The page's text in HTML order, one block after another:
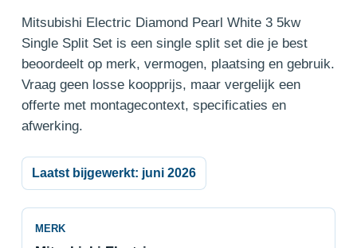
Mitsubishi Electric Diamond Pearl White 3 5kw
Single Split Set is een single split set die je best
beoordeelt op merk, vermogen, plaatsing en gebruik.
Vraag geen losse koopprijs, maar vergelijk een
offerte met montagecontext, specificaties en
afwerking.
Laatst bijgewerkt: juni 2026
MERK